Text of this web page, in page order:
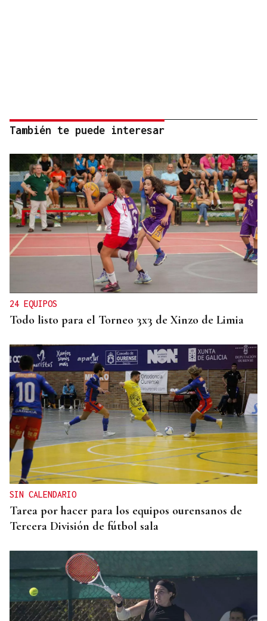
También te puede interesar
24 EQUIPOS
Todo listo para el Torneo 3x3 de Xinzo de Limia
SIN CALENDARIO
Tarea por hacer para los equipos ourensanos de
Tercera División de fútbol sala